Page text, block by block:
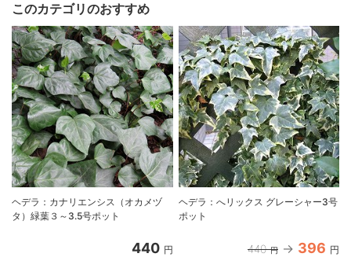
このカテゴリのおすすめ
ヘデラ：カナリエンシス（オカメヅ
タ）緑葉３～3.5号ポット
440 円
ヘデラ：へリックス グレーシャー3号
ポット
440 円 396 円